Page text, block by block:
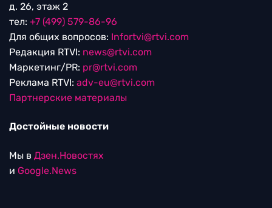
д. 26, этаж 2
тел: +7 (499) 579-86-96
Для общих вопросов: Infortvi@rtvi.com
Редакция RTVI: news@rtvi.com
Маркетинг/PR: pr@rtvi.com
Реклама RTVI: adv-eu@rtvi.com
Партнерские материалы
Достойные новости
Мы в Дзен.Новостях
и Google.News